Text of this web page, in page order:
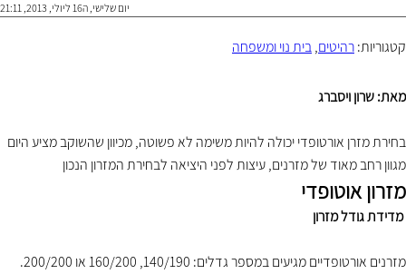
יום שלישי, ה16 ליולי, 2013, 21:11
קטגוריות:רהיטים,בית נוי ומשפחה
מאת: שרון ויסברג
בחירת מזרן אורטופדי יכולה להיות משימה לא פשוטה, מכיוון שהשוקב מציע היום
מגוון רחב מאוד של מזרנים, עיצות לפני היציאה לבחירת המזרון הנכון
מזרון אוטופדי
מדידת גודל מזרון
מזרנים אורטופדיים מגיעים במספר גדלים: 140/190, 160/200 או 200/200.